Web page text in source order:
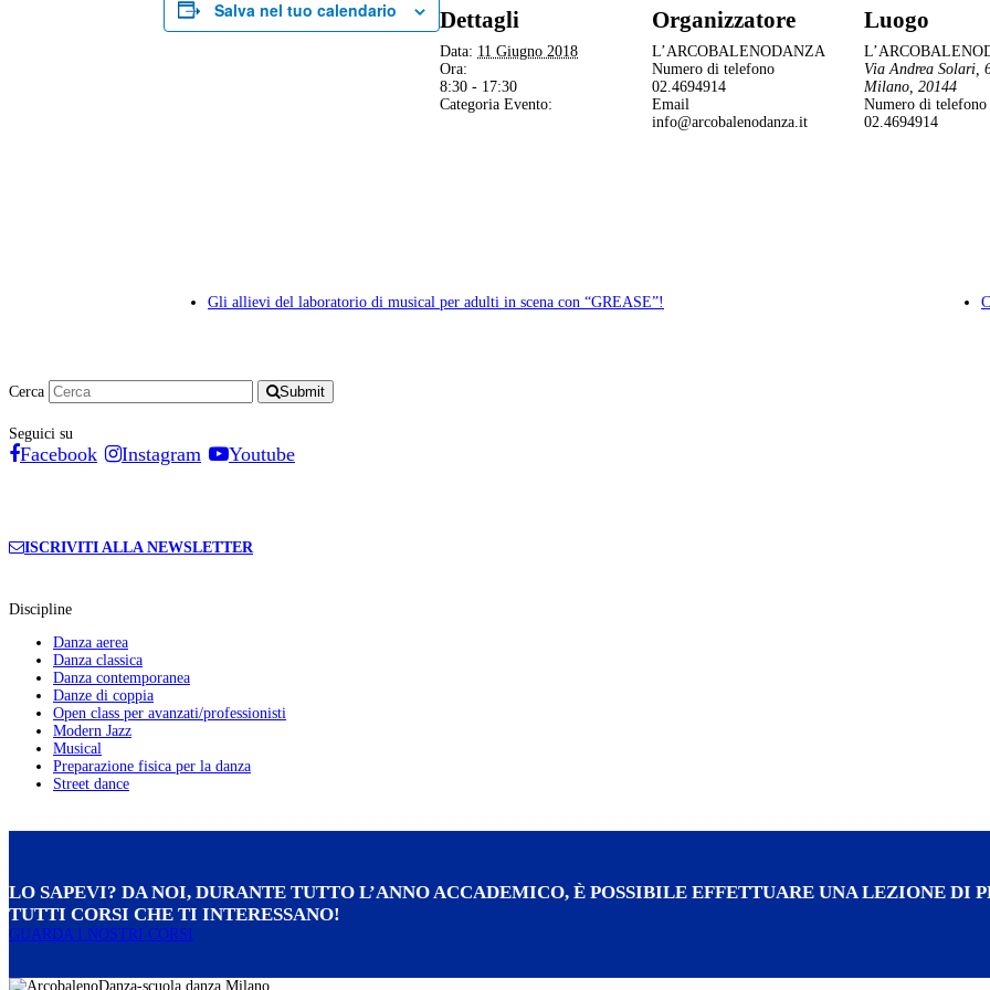
Salva nel tuo calendario Dettagli
Data: 11 Giugno 2018
Ora:
8:30 - 17:30
Categoria Evento:
Organizzatore
L’ARCOBALENODANZA
Numero di telefono
02.4694914
Email
info@arcobalenodanza.it
Luogo
Via Andrea Solari,
Milano 20144
Numero di telefono
02.4694914
Gli allievi del laboratorio di musical per adulti in scena con “GREASE”!
Cerca Submit
Seguici su
Facebook Instagram Youtube
ISCRIVITI ALLA NEWSLETTER
Discipline
Danza aerea
Danza classica
Danza contemporanea
Danze di coppia
Open class per avanzati/professionisti
Modern Jazz
Musical
Preparazione fisica per la danza
Street dance
LO SAPEVI? DA NOI, DURANTE TUTTO L’ANNO ACCADEMICO, È POSSIBILE EFFETTUARE UNA LEZIONE DI
TUTTI CORSI CHE TI INTERESSANO!
GUARDA I NOSTRI CORSI